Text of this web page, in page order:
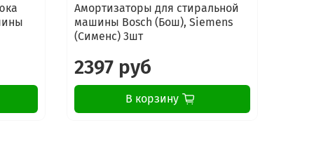
Амортизаторы для стиральной
машины Bosch (Бош), Siemens
(Сименс) 3шт
2397 руб
В корзину